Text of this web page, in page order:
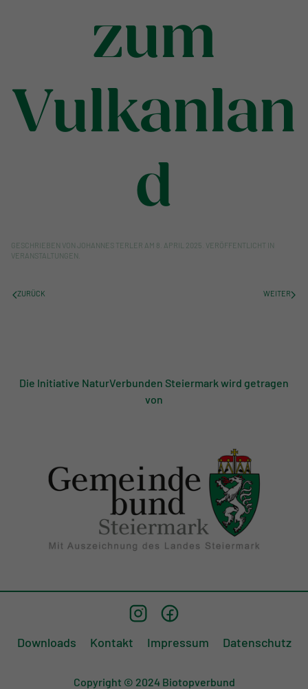
zum
Vulkanlan
d
GESCHRIEBEN VON JOHANNES TERLER AM 8. APRIL 2025 . VERÖFFENTLICHT IN
VERANSTALTUNGEN
ZURÜCK WEITER
Die Initiative NaturVerbunden Steiermark wird getragen
von
Copyright © 2024 Biotopverbund
Downloads Kontakt Impressum Datenschutz